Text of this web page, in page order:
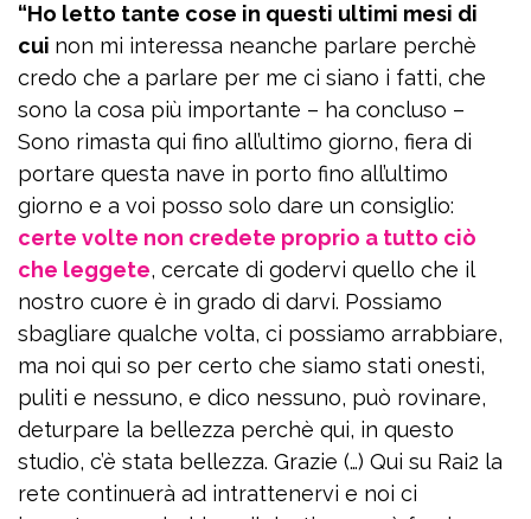
“Ho letto tante cose in questi ultimi mesi di
cui non mi interessa neanche parlare perchè
credo che a parlare per me ci siano i fatti, che
sono la cosa più importante – ha concluso –
Sono rimasta qui fino all’ultimo giorno, fiera di
portare questa nave in porto fino all’ultimo
giorno e a voi posso solo dare un consiglio:
certe volte non credete proprio a tutto ciò
che leggete, cercate di godervi quello che il
nostro cuore è in grado di darvi. Possiamo
sbagliare qualche volta, ci possiamo arrabbiare,
ma noi qui so per certo che siamo stati onesti,
puliti e nessuno, e dico nessuno, può rovinare,
deturpare la bellezza perchè qui, in questo
studio, c’è stata bellezza. Grazie (…) Qui su Rai2 la
rete continuerà ad intrattenervi e noi ci
Iscriviti gratisalla
newsletter
Email
Continuando accetti i termini